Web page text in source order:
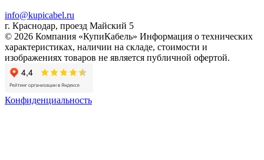
info@kupicabel.ru
г. Краснодар, проезд Майский 5
© 2026 Компания «КупиКабель» Информация о технических
характеристиках, наличии на складе, стоимости и
изображениях товаров не является публичной офертой.
Конфиденциальность